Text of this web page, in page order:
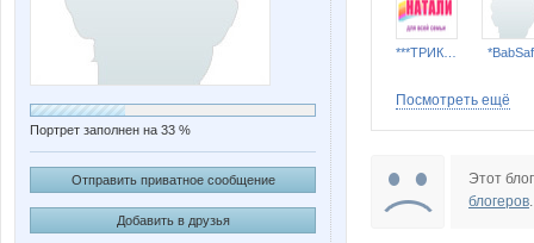
Портрет заполнен на 33 %
Отправить приватное сообщение
Добавить в друзья
Посмотреть ещё
Этот
блогеров.